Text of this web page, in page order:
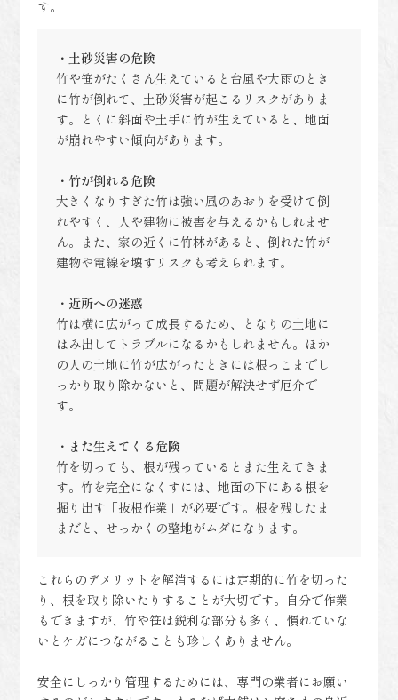
す。
・土砂災害の危険
竹や笹がたくさん生えていると台風や大雨のとき
に竹が倒れて、土砂災害が起こるリスクがありま
す。とくに斜面や土手に竹が生えていると、地面
が崩れやすい傾向があります。
・竹が倒れる危険
大きくなりすぎた竹は強い風のあおりを受けて倒
れやすく、人や建物に被害を与えるかもしれませ
ん。また、家の近くに竹林があると、倒れた竹が
建物や電線を壊すリスクも考えられます。
・近所への迷惑
竹は横に広がって成長するため、となりの土地に
はみ出してトラブルになるかもしれません。ほか
の人の土地に竹が広がったときには根っこまでし
っかり取り除かないと、問題が解決せず厄介で
す。
・また生えてくる危険
竹を切っても、根が残っているとまた生えてきま
す。竹を完全になくすには、地面の下にある根を
掘り出す「抜根作業」が必要です。根を残したま
まだと、せっかくの整地がムダになります。
これらのデメリットを解消するには定期的に竹を切った
り、根を取り除いたりすることが大切です。自分で作業
もできますが、竹や笹は鋭利な部分も多く、慣れていな
いとケガにつながることも珍しくありません。
安全にしっかり管理するためには、専門の業者にお願い